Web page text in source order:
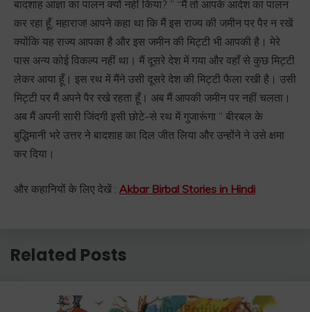
बादशाह आज्ञा का पालन क्यों नहीं किया? ” “मैं तो आपके आदेश का पालन
कर रहा हूँ, महाराज! आपने कहा था कि मैं इस राज्य की जमीन पर पैर न रखें
क्योंकि यह राज्य आपका है और इस जमीन की मिट्टी भी आपकी है। मेरे
पास अन्य कोई विकल्प नहीं था। मैं दूसरे देश में गया और वहाँ से कुछ मिट्टी
लेकर आया हूँ। इस रथ में मैंने उसी दूसरे देश की मिट्टी फैला रखी है। उसी
मिट्टी पर मैं अपने पैर रखे रहता हूँ। अब मैं आपकी जमीन पर नहीं चलता।
अब मैं अपनी सारी जिंदगी इसी छोटे-से रथ में गुजारूंगा ” बीरबल के
बुद्धिमानी भरे उत्तर ने बादशाह का दिल जीत लिया और उन्होंने ने उसे क्षमा
कर दिया।
और कहानियों के लिए देखें : Akbar Birbal Stories in Hindi
Related Posts